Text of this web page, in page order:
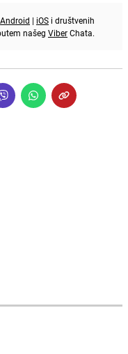
Android | iOS i društvenih
našeg ViberChata.